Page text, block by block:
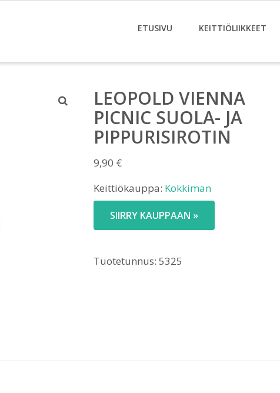
ETUSIVU KEITTIÖLIIKKEET
LEOPOLD VIENNA
PICNIC SUOLA- JA
PIPPURISIROTIN
9,90 €
Keittiökauppa: Kokkiman
SIIRRY KAUPPAAN »
Tuotetunnus: 5325